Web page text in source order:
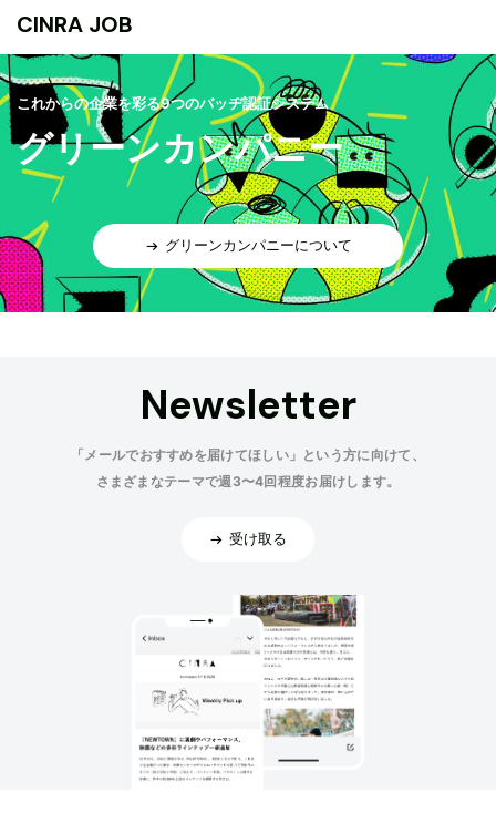
CINRA JOB
これからの企業を彩る9つのバッヂ認証システム
グリーンカンパニー
グリーンカンパニーについて
Newsletter
「メールでおすすめを届けてほしい」という方に向けて、
さまざまなテーマで週3〜4回程度お届けします。
受け取る